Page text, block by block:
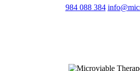
984 088 384